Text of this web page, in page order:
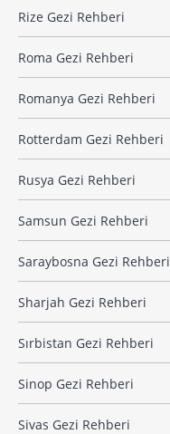
Rize Gezi Rehberi
Roma Gezi Rehberi
Romanya Gezi Rehberi
Rotterdam Gezi Rehberi
Rusya Gezi Rehberi
Samsun Gezi Rehberi
Saraybosna Gezi Rehberi
Sharjah Gezi Rehberi
Sırbistan Gezi Rehberi
Sinop Gezi Rehberi
Sivas Gezi Rehberi